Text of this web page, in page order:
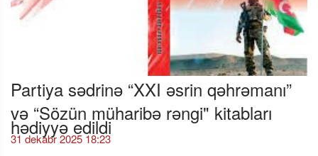
Partiya sədrinə “XXI əsrin qəhrəmanı”
və “Sözün müharibə rəngi" kitabları
hədiyyə edildi
31 dekabr 2025 18:23